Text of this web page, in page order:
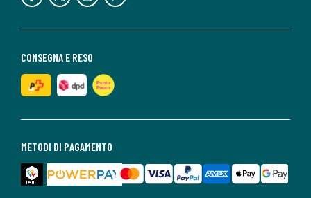
METODI DI PAGAMENTO
CONSEGNA E RESO